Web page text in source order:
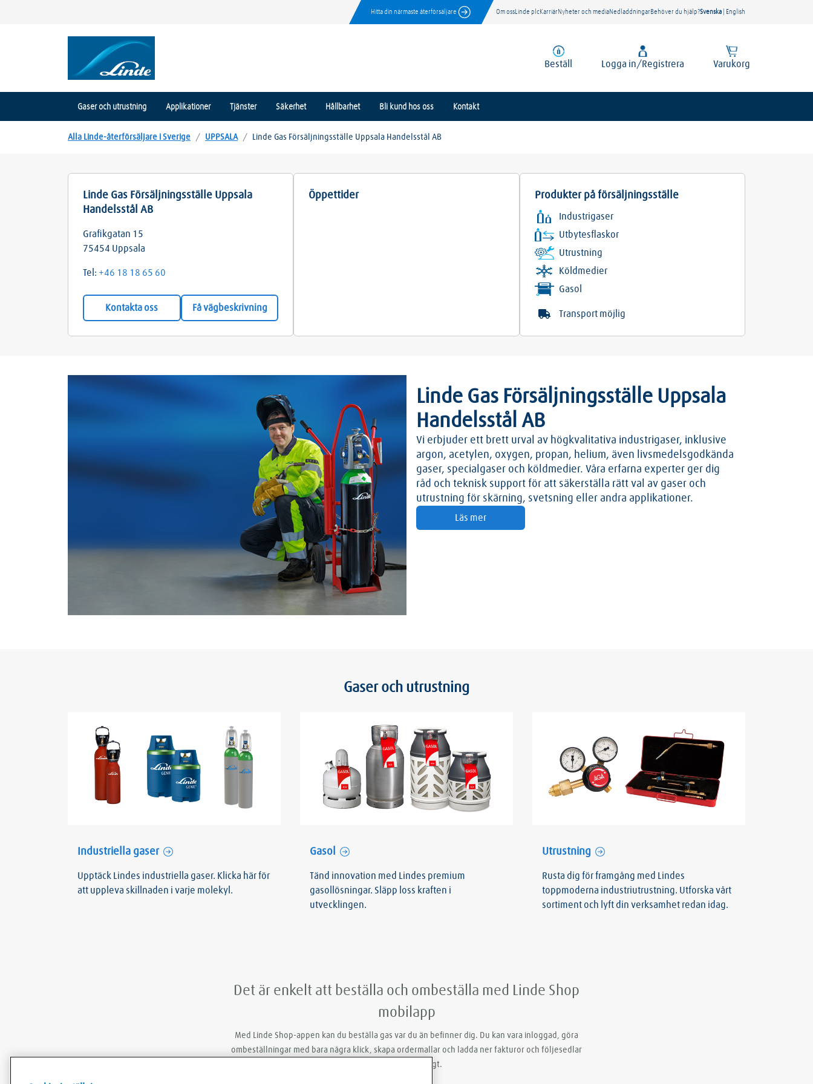
Hitta din närmaste återförsäljare Om oss Linde plcKarriärNyheter och mediaNedladdningarBehöver du hjälp?Svenska English
Beställ Logga in/Registrera Varukorg
Gaser och utrustning Applikationer Tjänster Säkerhet Hållbarhet Bli kund hos oss Kontakt
Alla Linde-återförsäljare i Sverige / UPPSALA / Linde Gas Försäljningsställe Uppsala Handelsstål AB
Linde Gas Försäljningsställe Uppsala
Handelsstål AB
Grafikgatan 15
75454 Uppsala
Tel: +46 18 18 65 60
Kontakta oss Få vägbeskrivning
Öppettider Produkter på försäljningsställe
Industrigaser
Utbytesflaskor
Utrustning
Köldmedier
Gasol
Transport möjlig
Linde Gas Försäljningsställe Uppsala
Handelsstål AB
Vi erbjuder ett brett urval av högkvalitativa industrigaser, inklusive
argon, acetylen, oxygen, propan, helium, även livsmedelsgodkända
gaser, specialgaser och köldmedier. Våra erfarna experter ger dig
råd och teknisk support för att säkerställa rätt val av gaser och
utrustning för skärning, svetsning eller andra applikationer.
Läs mer
Gaser och utrustning
Industriella gaser
Upptäck Lindes industriella gaser. Klicka här för
att uppleva skillnaden i varje molekyl.
Gasol
Tänd innovation med Lindes premium
gasollösningar. Släpp loss kraften i
utvecklingen.
Utrustning
Rusta dig för framgång med Lindes
toppmoderna industriutrustning. Utforska vårt
sortiment och lyft din verksamhet redan idag.
Det är enkelt att beställa och ombeställa med Linde Shop
mobilapp
Med Linde Shop-appen kan du beställa gas var du än befinner dig. Du kan vara inloggad, göra
ombeställningar med bara några klick, skapa ordermallar och ladda ner fakturor och följesedlar
snabbt och smidigt.